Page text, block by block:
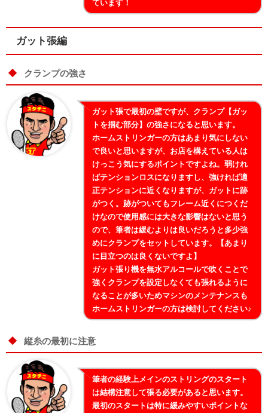
ています！
ガット張編
クランプの強さ
ガット張で最初の壁ですが、クランプ【ガッ
トを掴む部分】の強さになると思います。
ホームストリンガーの方はあまり気にしない
で良いと思いますが、お店を構えている人は
けっこう気にするポイントですよね。弱けれ
ばテンションロスになりますし、強ければ適
正テンションに近くなりますが、ガットに跡
がつく。跡がついてもフレーム近くにつくだ
けなので使用感には大きな影響はないと思う
ので、筆者は緩むよりは良いだろうと多少強
めにクランプをセットしています。【あまり
に目立つのは良くないですよ】
ガット張り機を無水アルコールで吹くことで
強くクランプを設定しなくても張れるように
なることが多いためマシンのメンテナンスも
ホームストリンガーの方は検討してください♪
縦糸の最初に注意
筆者の経験上メインのストリングのスタート
は結構注意して張る必要があると思います。
最初のスタートは特に緩みやすいポイントな